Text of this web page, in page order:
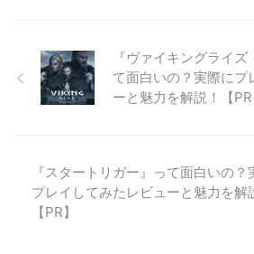
『ヴァイキングライ
て面白いの？実際にプ
ーと魅力を解説！【PR
『スタートリガー』って面白いの？
プレイしてみたレビューと魅力を解
【PR】